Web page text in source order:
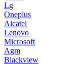
Lg
Oneplus
Alcatel
Lenovo
Microsoft
Agm
Blackview